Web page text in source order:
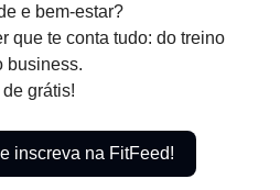
e bem-estar?
que te conta tudo: do treino
business.
de grátis!
inscreva na FitFeed!